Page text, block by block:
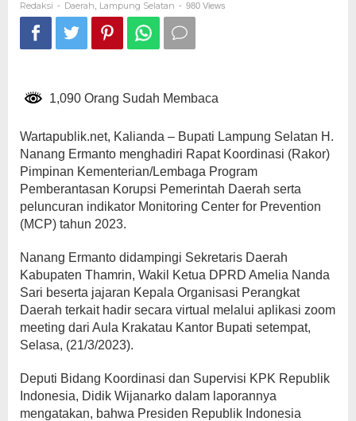
Redaksi - Daerah Lampung Selatan - 980 Views
1,090 Orang Sudah Membaca
Wartapublik.net, Kalianda – Bupati Lampung Selatan H.
Nanang Ermanto menghadiri Rapat Koordinasi (Rakor)
Pimpinan Kementerian/Lembaga Program
Pemberantasan Korupsi Pemerintah Daerah serta
peluncuran indikator Monitoring Center for Prevention
(MCP) tahun 2023.
Nanang Ermanto didampingi Sekretaris Daerah
Kabupaten Thamrin, Wakil Ketua DPRD Amelia Nanda
Sari beserta jajaran Kepala Organisasi Perangkat
Daerah terkait hadir secara virtual melalui aplikasi zoom
meeting dari Aula Krakatau Kantor Bupati setempat,
Selasa, (21/3/2023).
Deputi Bidang Koordinasi dan Supervisi KPK Republik
Indonesia, Didik Wijanarko dalam laporannya
mengatakan, bahwa Presiden Republik Indonesia